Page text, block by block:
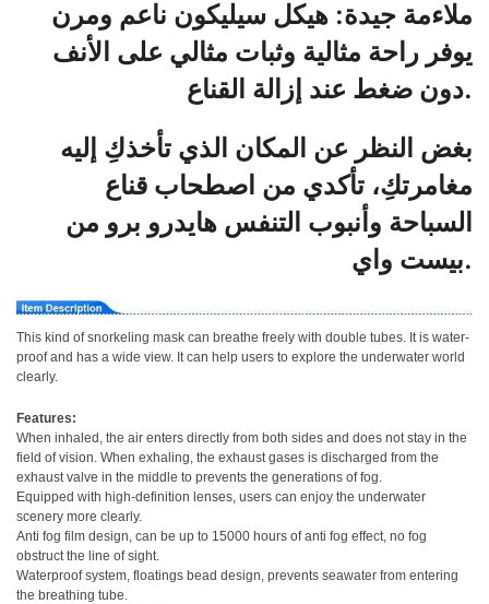
ملاءمة جيدة: هيكل سيليكون ناعم ومرن
يوفر راحة مثالية وثبات مثالي على الأنف
دون ضغط عند إزالة القناع.
بغض النظر عن المكان الذي تأخذكِ إليه
مغامرتكِ، تأكدي من اصطحاب قناع
السباحة وأنبوب التنفس هايدرو برو من
بيست واي.
This kind of snorkeling mask can breathe freely with double tubes. It is water-
proof and has a wide view. It can help users to explore the underwater world
clearly.
Features:
When inhaled, the air enters directly from both sides and does not stay in the
field of vision. When exhaling, the exhaust gases is discharged from the
exhaust valve in the middle to prevents the generations of fog.
Equipped with high-definition lenses, users can enjoy the underwater
scenery more clearly.
Anti fog film design, can be up to 15000 hours of anti fog effect, no fog
obstruct the line of sight.
Waterproof system, floatings bead design, prevents seawater from entering
the breathing tube.